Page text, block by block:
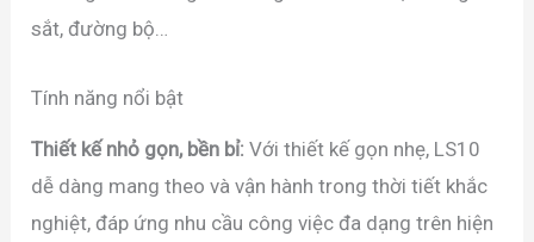
sắt, đường bộ…
Tính năng nổi bật
Thiết kế nhỏ gọn, bền bỉ:Với thiết kế gọn nhẹ, LS10
dễ dàng mang theo và vận hành trong thời tiết khắc
nghiệt, đáp ứng nhu cầu công việc đa dạng trên hiện